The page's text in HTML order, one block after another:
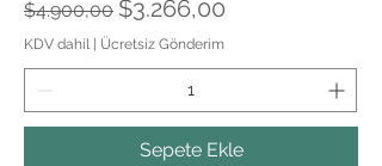
Normal Fiyat
$4.900,00 İndirimli Fiyat
$3.266,00
KDV dahil | Ücretsiz Gönderim
Sepete Ekle